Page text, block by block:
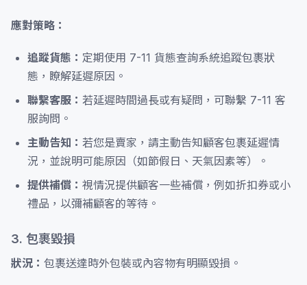
應對策略：
追蹤貨態： 定期使用 7-11 貨態查詢系統追蹤包裹狀
態，瞭解延遲原因。
聯繫客服： 若延遲時間過長或有疑問，可聯繫 7-11 客
服詢問。
主動告知： 若您是賣家，請主動告知顧客包裹延遲情
況，並說明可能原因（如節假日、天氣因素等）。
提供補償： 視情況提供顧客一些補償，例如折扣券或小
禮品，以彌補顧客的等待。
3. 包裹毀損
狀況： 包裹送達時外包裝或內容物有明顯毀損。